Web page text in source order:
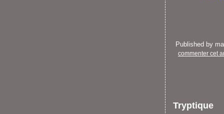
Published by
commenter cet
Tryptique